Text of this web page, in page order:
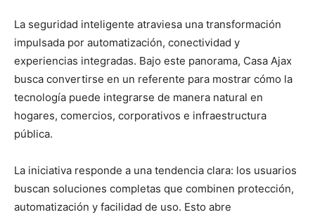
La seguridad inteligente atraviesa una transformación
impulsada por automatización, conectividad y
experiencias integradas. Bajo este panorama, Casa Ajax
busca convertirse en un referente para mostrar cómo la
tecnología puede integrarse de manera natural en
hogares, comercios, corporativos e infraestructura
pública.
La iniciativa responde a una tendencia clara: los usuarios
buscan soluciones completas que combinen protección,
automatización y facilidad de uso. Esto abre